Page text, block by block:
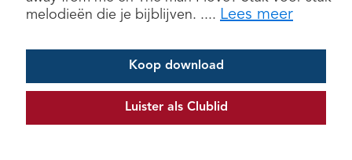
melodieën die je bijblijven. .... Lees meer
Koop download
Luister als Clublid